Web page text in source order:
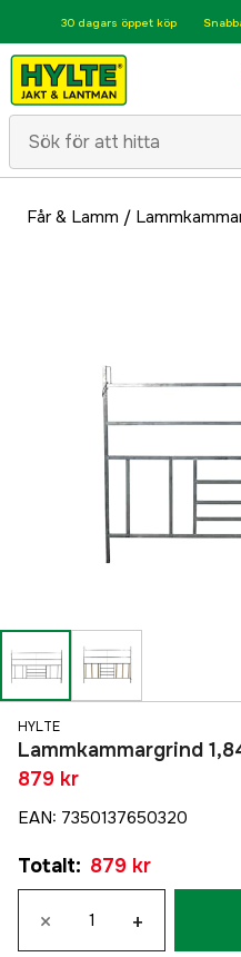
30 dagars öppet köp
Får & Lamm /
HYLTE
Lammkammargrind
879 kr
EAN: 7350137650320
Totalt: 879 kr
× +